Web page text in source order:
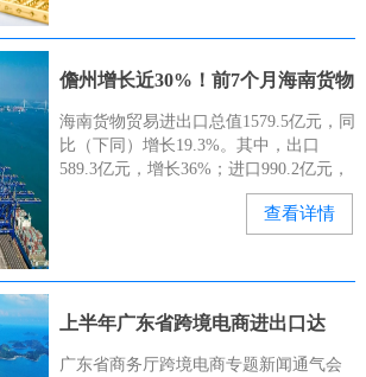
儋州增长近30%！前7个月海南货物
贸易进出口总值亮眼→
海南货物贸易进出口总值1579.5亿元，同
比（下同）增长19.3%。其中，出口
589.3亿元，增长36%；进口990.2亿元，
增长11.2%。儋州市支撑作用明显。前7
个月，儋州（含洋浦）进出口762.5亿元
查看详情
上半年广东省跨境电商进出口达
4273.4亿元
广东省商务厅跨境电商专题新闻通气会